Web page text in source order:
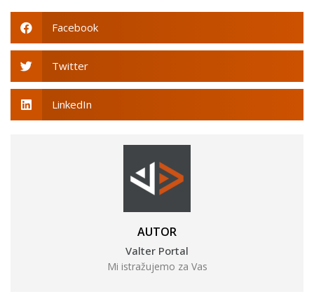
Facebook
Twitter
LinkedIn
AUTOR
Valter Portal
Mi istražujemo za Vas